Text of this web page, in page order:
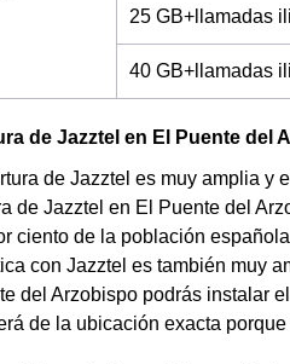
25 GB+llamadas
40 GB+llamadas
de Jazztel en El Puente del
de Jazztel es muy amplia y
de Jazztel en El Puente del
ciento de la población
con Jazztel es también muy
del Arzobispo podrás instalar
de la ubicación exacta